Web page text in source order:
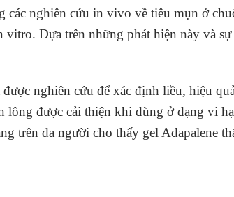
nghiên cứu in vivo về tiêu mụn ở
Dựa trên những phát hiện này và
nghiên cứu để xác định liều, hiệu
lông được cải thiện khi dùng ở dạng vi
trên da người cho thấy gel Adapalene